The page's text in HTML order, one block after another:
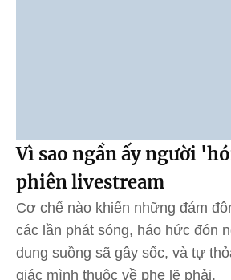
Vì sao ngần ấy người
phiên livestream
Cơ chế nào khiến những đám
các lần phát sóng, háo hức đón
dung suồng sã gây sốc, và tự
giác mình thuộc về phe lẽ phải.